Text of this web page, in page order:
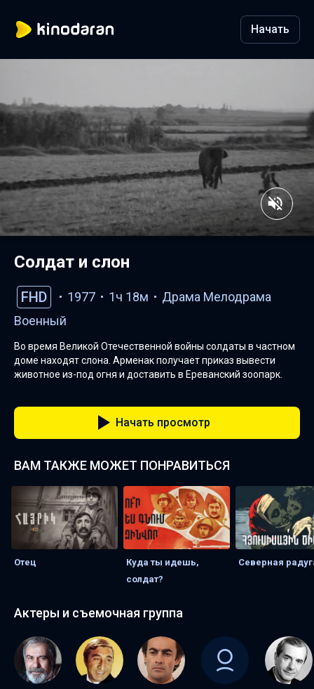
Начать
Солдат и слон
FHD 1977 1ч 18м Драма Мелодрама
Военный
Во время Великой Отечественной войны солдаты в частном
доме находят слона. Арменак получает приказ вывести
животное из-под огня и доставить в Ереванский зоопарк.
Начать просмотр
ВАМ ТАКЖЕ МОЖЕТ ПОНРАВИТЬСЯ
Отец
Куда ты идешь,
солдат?
Северная
Актеры и съемочная группа